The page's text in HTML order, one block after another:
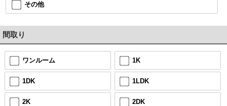
その他
間取り
ワンルーム 1K
1DK 1LDK
2K 2DK